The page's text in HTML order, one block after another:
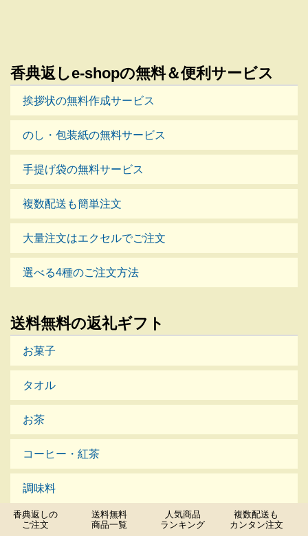
香典返しの
ご注文
送料無料
商品一覧
人気商品
ランキング
複数配送も
カンタン注文
運営会社 プライバシーポリシー
香典返し・法事・法要のマナーガイド
Copyright© 香典返し・法事・法要のマナーガイド , 2026 All Rights Reserved.
香典返しe-shopの無料＆便利サービス
挨拶状の無料作成サービス
のし・包装紙の無料サービス
手提げ袋の無料サービス
複数配送も簡単注文
大量注文はエクセルでご注文
選べる4種のご注文方法
送料無料の返礼ギフト
お菓子
タオル
お茶
コーヒー・紅茶
調味料
詰合せギフト